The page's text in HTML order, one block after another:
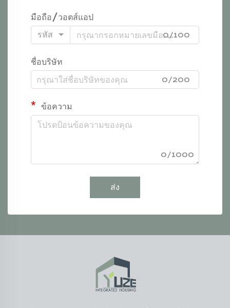
มือถือ/วอตส์แอป
รหัส
0/100
ชื่อบริษัท
0/200
ข้อความ
0/1000
ส่ง